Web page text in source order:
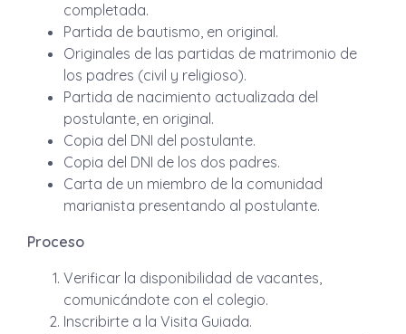
completada.
Partida de bautismo, en original.
Originales de las partidas de matrimonio de
los padres (civil y religioso).
Partida de nacimiento actualizada del
postulante, en original.
Copia del DNI del postulante.
Copia del DNI de los dos padres.
Carta de un miembro de la comunidad
marianista presentando al postulante.
Proceso
Verificar la disponibilidad de vacantes,
comunicándote con el colegio.
Inscribirte a la Visita Guiada.